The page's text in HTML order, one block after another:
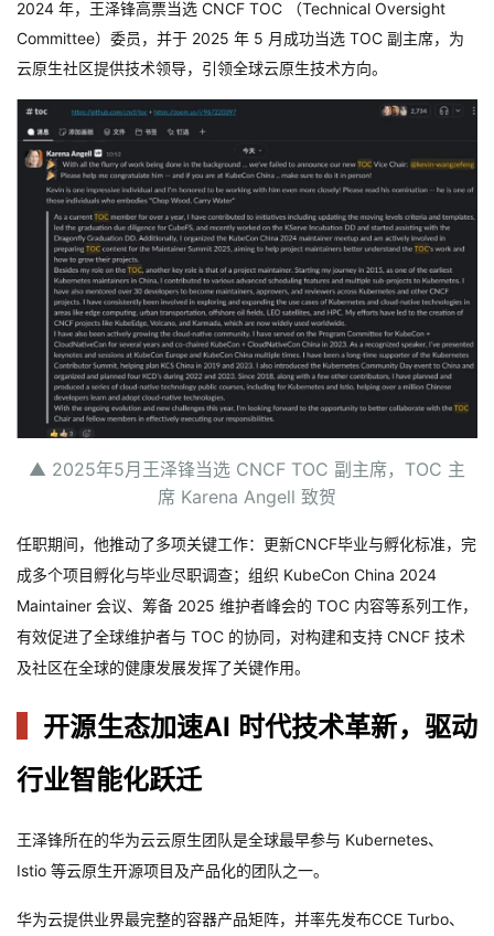
2024 年，王泽锋高票当选 CNCF TOC （Technical Oversight
Committee）委员 ，并于 2025 年 5 月成功当选 TOC 副主席，为
云原生社区提供技术领导，引领全球云原生技术方向。
▲ 2025年5月王泽锋当选 CNCF TOC 副主席，TOC 主
席 Karena Angell 致贺
任职期间，他推动了多项关键工作： 更新CNCF毕业与孵化标准，完
成多个项目孵化与毕业尽职调查；组织 KubeCon China 2024
Maintainer 会议、筹备 2025 维护者峰会的 TOC 内容等系列工作，
有效促进了全球维护者与 TOC 的协同，对构建和支持 CNCF 技术
及社区在全球的健康发展发挥了关键作用。
开源生态加速AI 时代技术革新，驱动
行业智能化跃迁
王泽锋所在的华为云云原生团队是全球最早参与 Kubernetes、
Istio 等云原生开源项目及产品化的团队之一。
华为云提供业界最完整的容器产品矩阵，并率先发布CCE Turbo、